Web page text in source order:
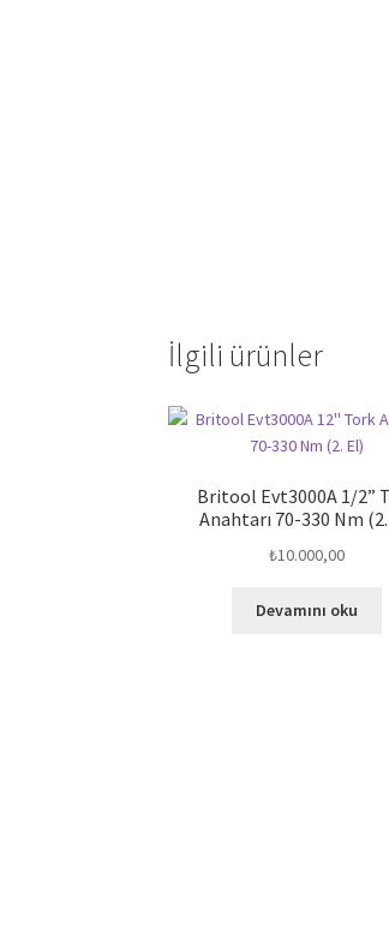
İlgili ürünler
Britool Evt3000A 1/2”
Anahtarı 70-330 Nm
₺10.000,00
Devamını oku